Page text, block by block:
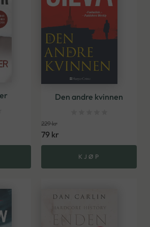
Den andre kvinnen
229kr
79 kr
KJØP